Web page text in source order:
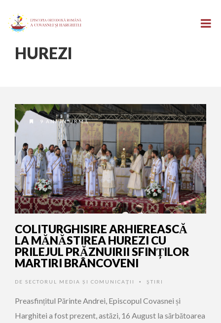
HUREZI
9 ANI ÎN URMĂ
COLITURGHISIRE ARHIEREASCĂ
LA MĂNĂSTIREA HUREZI CU
PRILEJUL PRĂZNUIRII SFINȚILOR
MARTIRI BRÂNCOVENI
DE SECTORUL MEDIA ȘI COMUNICAȚII • ŞTIRI
Preasfințitul Părinte Andrei, Episcopul Covasnei și
Harghitei a fost prezent, astăzi, 16 August la sărbătoarea